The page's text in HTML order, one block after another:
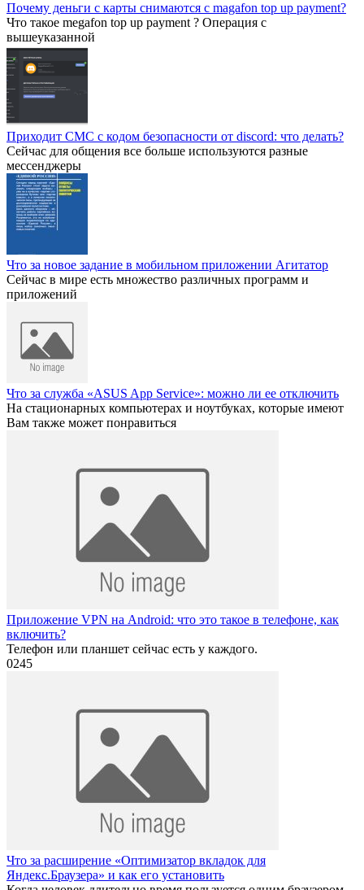
Почему деньги с карты снимаются с magafon top up payment?
Что такое megafon top up payment ? Операция с
вышеуказанной
Приходит СМС с кодом безопасности от discord: что делать?
Сейчас для общения все больше используются разные
мессенджеры
Что за новое задание в мобильном приложении Агитатор
Сейчас в мире есть множество различных программ и
приложений
Что за служба «ASUS App Service»: можно ли ее отключить
На стационарных компьютерах и ноутбуках, которые имеют
Вам также может понравиться
Приложение VPN на Android: что это такое в телефоне, как
включить?
Телефон или планшет сейчас есть у каждого.
0245
Что за расширение «Оптимизатор вкладок для
Яндекс.Браузера» и как его установить